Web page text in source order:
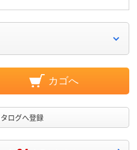
カゴへ
ログへ登録